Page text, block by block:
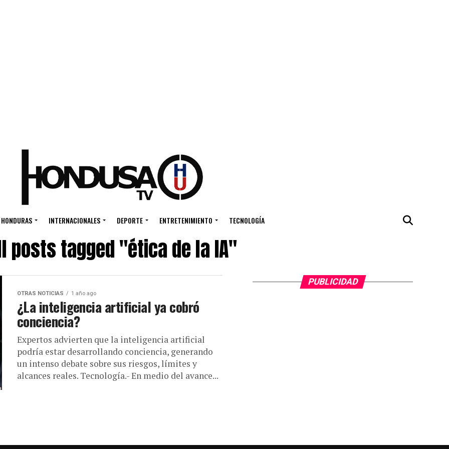
HONDURAS INTERNACIONALES DEPORTE ENTRETENIMIENTO TECNOLOGÍA
posts tagged "ética de la IA"
OTRAS NOTICIAS 1 año ago
¿La inteligencia artificial ya cobró
conciencia?
Expertos advierten que la inteligencia artificial
podría estar desarrollando conciencia, generando
un intenso debate sobre sus riesgos, límites y
alcances reales. Tecnología.- En medio del avance...
PUBLICIDAD